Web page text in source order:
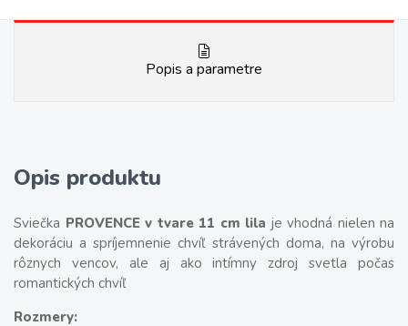
Popis a parametre
Opis produktu
Sviečka PROVENCE v tvare 11 cm lila je vhodná nielen na
dekoráciu a spríjemnenie chvíľ strávených doma, na výrobu
rôznych vencov, ale aj ako intímny zdroj svetla počas
romantických chvíľ
Rozmery: